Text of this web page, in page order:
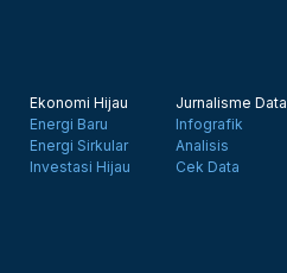
Ekonomi Hijau
Energi Baru
Energi Sirkular
Investasi Hijau
Jurnalisme Data
Infografik
Analisis
Cek Data